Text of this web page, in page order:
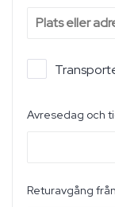
Avresedag och
Returavgång